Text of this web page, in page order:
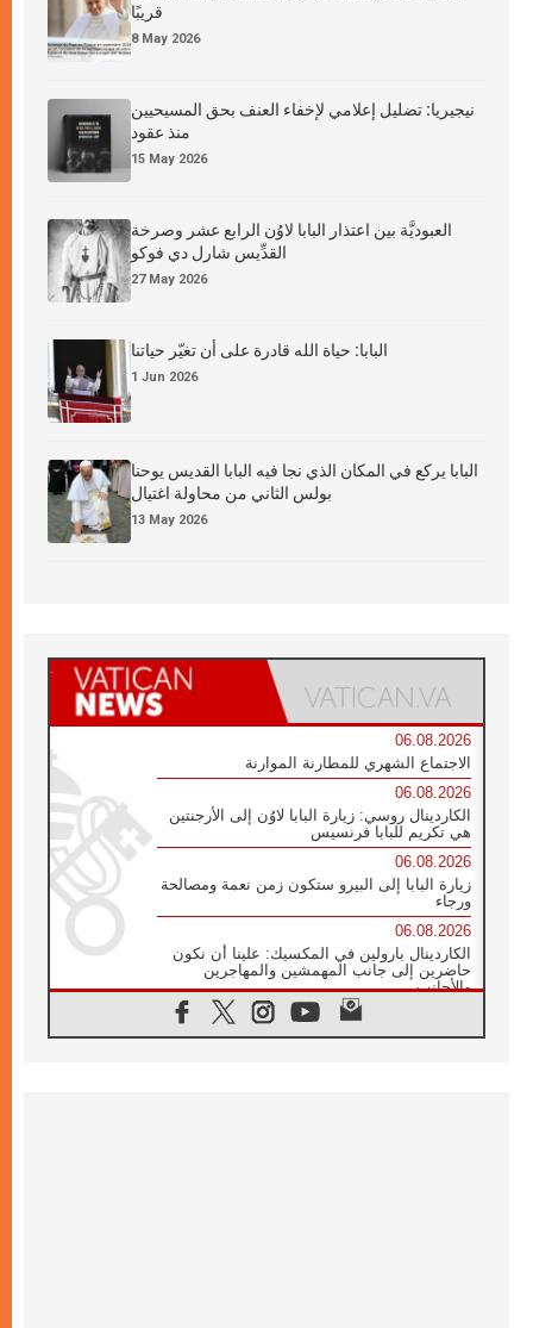
قريبًا
8 May 2026
نيجيريا: تضليل إعلامي لإخفاء العنف بحق المسيحيين
منذ عقود
15 May 2026
العبوديَّة بين اعتذار البابا لاوُن الرابع عشر وصرخة
القدِّيس شارل دي فوكو
27 May 2026
البابا: حياة الله قادرة على أن تغيّر حياتنا
1 Jun 2026
البابا يركع في المكان الذي نجا فيه البابا القديس يوحنا
بولس الثاني من محاولة اغتيال
13 May 2026
06.08.2026
الاجتماع الشهري للمطارنة الموارنة
06.08.2026
الكاردينال روسي: زيارة البابا لاوُن إلى الأرجنتين
هي تكريم للبابا فرنسيس
06.08.2026
زيارة البابا إلى البيرو ستكون زمن نعمة ومصالحة
ورجاء
06.08.2026
الكاردينال بارولين في المكسيك: علينا أن نكون
حاضرين إلى جانب المهمشين والمهاجرين
والأجانب
البابا لاوُن الرابع عشر للشباب في أسيزي: